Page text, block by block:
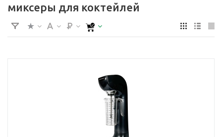
миксеры для коктейлей